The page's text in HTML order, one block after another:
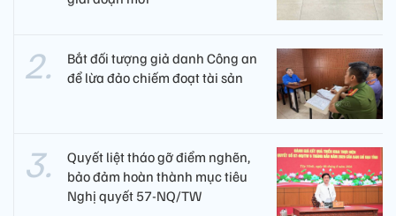
Bắt đối tượng giả danh Công an
để lừa đảo chiếm đoạt tài sản
Quyết liệt tháo gỡ điểm nghẽn,
bảo đảm hoàn thành mục tiêu
Nghị quyết 57-NQ/TW